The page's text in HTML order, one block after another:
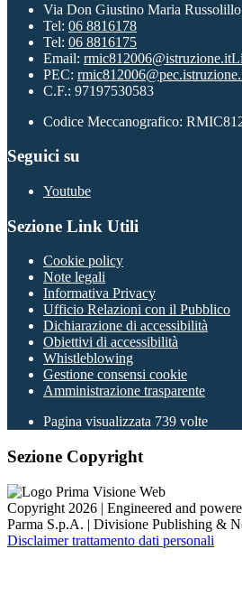
Via Don Giustino Maria
Tel: 06 8816178
Tel: 06 8816175
Email: rmic812006@istruzione.it
PEC:
C.F.: 97197530583
Codice Meccanografico:
Seguici su
Youtube
Sezione Link Utili
Cookie policy
Note legali
Informativa Privacy
Ufficio Relazioni con il Pubblico
Dichiarazione di accessibilità
Obiettivi di accessibilità
Whistleblowing
Gestione consensi cookie
Amministrazione trasparente
Pagina visualizzata 739 volte
Sezione Copyright
Copyright 2026 | Engineered and
Parma S.p.A. | Divisione Publishing &
Disclaimer trattamento dati personali